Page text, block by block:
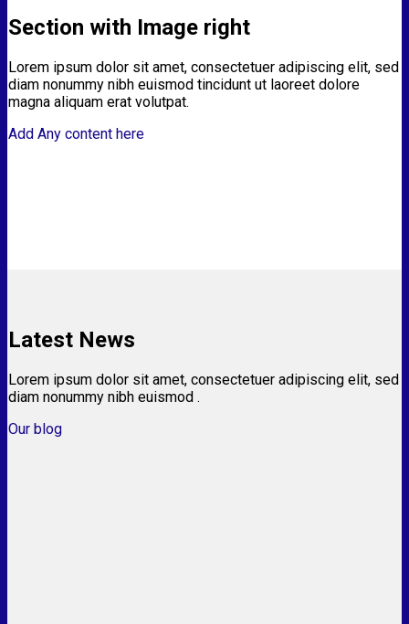
Section with Image right
Lorem ipsum dolor sit amet, consectetuer adipiscing elit, sed
diam nonummy nibh euismod tincidunt ut laoreet dolore
magna aliquam erat volutpat.
Add Any content here
Latest News
Lorem ipsum dolor sit amet, consectetuer adipiscing elit, sed
diam nonummy nibh euismod .
Our blog